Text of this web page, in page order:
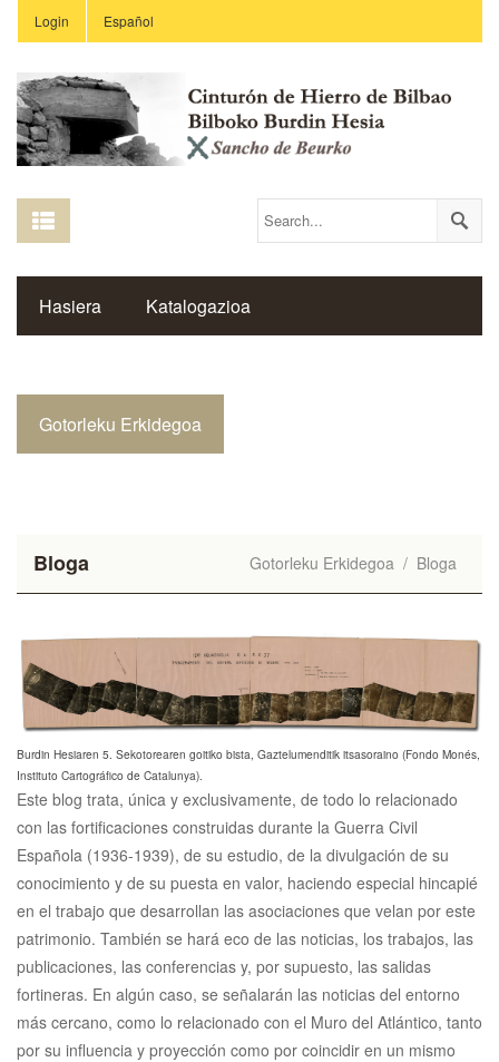
Login Español
Hasiera Katalogazioa
Gotorleku Erkidegoa
Bloga Gotorleku Erkidegoa / Bloga
Burdin Hesiaren 5. Sekotorearen goitiko bista, Gaztelumenditik itsasoraino (Fondo Monés,
Instituto Cartográfico de Catalunya).
Este blog trata, única y exclusivamente, de todo lo relacionado
con las fortificaciones construidas durante la Guerra Civil
Española (1936-1939), de su estudio, de la divulgación de su
conocimiento y de su puesta en valor, haciendo especial hincapié
en el trabajo que desarrollan las asociaciones que velan por este
patrimonio. También se hará eco de las noticias, los trabajos, las
publicaciones, las conferencias y, por supuesto, las salidas
fortineras. En algún caso, se señalarán las noticias del entorno
más cercano, como lo relacionado con el Muro del Atlántico, tanto
por su influencia y proyección como por coincidir en un mismo